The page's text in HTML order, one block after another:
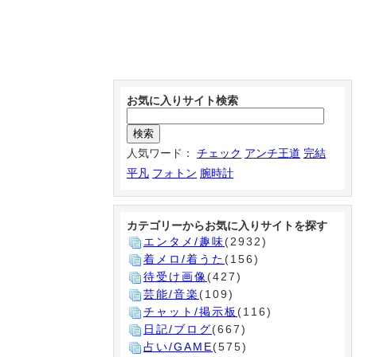
お気に入りサイト検索
人気ワード： チェック アンチ王道 完結
平凡 フォトン 腕時計
カテゴリーからお気に入りサイトを探す
エンタメ/趣味(2932)
着メロ/着うた (156)
待受け画像(427)
芸能/音楽 (109)
チャット/掲示板 (116)
日記/ブログ(667)
占い/GAME(575)